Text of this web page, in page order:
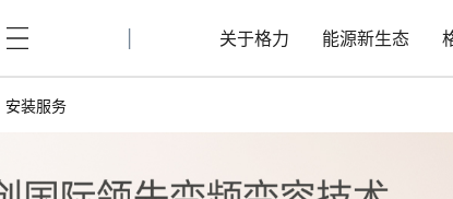
| 关于格力 能源新生态
安装服务